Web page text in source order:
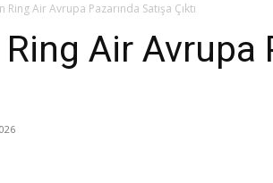
Air Avrupa Pazarında Satışa Çıktı
Air Avrupa